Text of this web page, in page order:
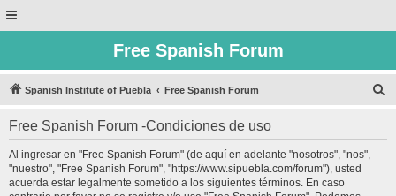
Free Spanish Forum
Spanish Institute of Puebla Free Spanish Forum
Free Spanish Forum -Condiciones de uso
Al ingresar en "Free Spanish Forum" (de aquí en adelante "nosotros", "nos",
"nuestro", "Free Spanish Forum", "https://www.sipuebla.com/forum"), usted
acuerda estar legalmente sometido a los siguientes términos. En caso